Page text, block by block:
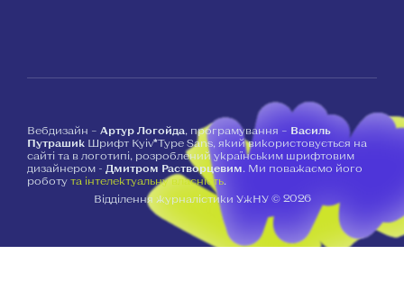
Вебдизайн – Артур Логойда, програмування – Василь
Путрашик Шрифт Kyiv*Type Sans, який використовується на
сайті та в логотипі, розроблений українським шрифтовим
дизайнером - Дмитром Растворцевим. Ми поважаємо його
роботу та інтелектуальну власність.
Відділення журналістики УжНУ © 2026